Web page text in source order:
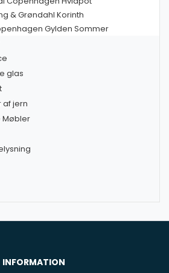
& Grøndahl Korinth
Gylden Sommer
glas
af jern
Møbler
INFORMATION